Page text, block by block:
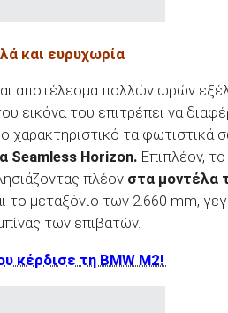
και ευρυχωρία
αποτέλεσμα πολλών ωρών
εικόνα του επιτρέπει να
χαρακτηριστικό τα φωτιστικά
Seamless Horizon. Επιπλέον,
πλέον στα μοντέλα
το μεταξόνιο των 2.660 mm,
των επιβατών.
κέρδισε τη BMW M2!